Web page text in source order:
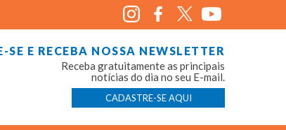
SE E RECEBA NOSSA NEWSLETTER
Receba gratuitamente as principais
notícias do dia no seu E-mail.
CADASTRE-SE AQUI